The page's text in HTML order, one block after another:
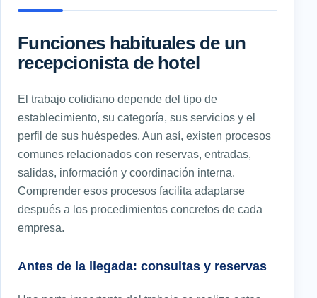
Funciones habituales de un
recepcionista de hotel
El trabajo cotidiano depende del tipo de
establecimiento, su categoría, sus servicios y el
perfil de sus huéspedes. Aun así, existen procesos
comunes relacionados con reservas, entradas,
salidas, información y coordinación interna.
Comprender esos procesos facilita adaptarse
después a los procedimientos concretos de cada
empresa.
Antes de la llegada: consultas y reservas